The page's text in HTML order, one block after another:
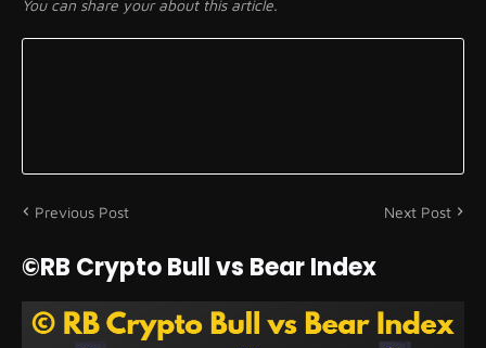
You can share your about this article.
Previous Post Next Post
©RB Crypto Bull vs Bear Index